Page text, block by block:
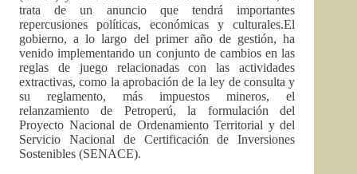
trata de un anuncio que tendrá importantes
repercusiones políticas, económicas y culturales.El
gobierno, a lo largo del primer año de gestión, ha
venido implementando un conjunto de cambios en las
reglas de juego relacionadas con las actividades
extractivas, como la aprobación de la ley de consulta y
su reglamento, más impuestos mineros, el
relanzamiento de Petroperú, la formulación del
Proyecto Nacional de Ordenamiento Territorial y del
Servicio Nacional de Certificación de Inversiones
Sostenibles (SENACE).